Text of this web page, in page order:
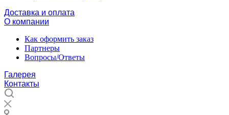
Доставка и оплата
О компании
Как оформить заказ
Партнеры
Вопросы/Ответы
Галерея
Контакты